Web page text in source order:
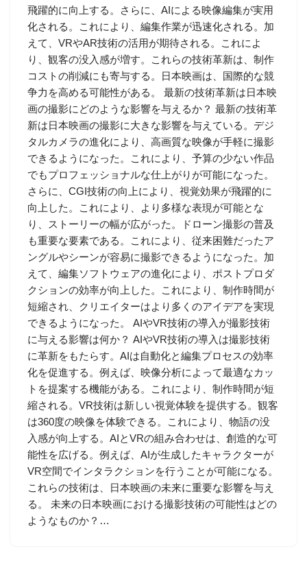
飛躍的に向上する。さらに、AIによる映像編集が実用
化される。これにより、編集作業が迅速化される。加
えて、VRやAR技術の活用が期待される。これによ
り、観客の没入感が増す。これらの技術革新は、制作
コストの削減にも寄与する。日本映画は、国際的な競
争力を高める可能性がある。 最新の技術革新は日本映
画の撮影にどのような影響を与えるか？ 最新の技術革
新は日本映画の撮影に大きな影響を与えている。デジ
タルカメラの進化により、高画質な映像が手軽に撮影
できるようになった。これにより、予算の少ない作品
でもプロフェッショナルな仕上がりが可能になった。
さらに、CGI技術の向上により、視覚効果が飛躍的に
向上した。これにより、より多様な表現が可能とな
り、ストーリーの幅が広がった。ドローン撮影の普及
も重要な要素である。これにより、従来困難だったア
ングルやシーンが容易に撮影できるようになった。加
えて、編集ソフトウェアの進化により、ポストプロダ
クションの効率が向上した。これにより、制作時間が
短縮され、クリエイターはより多くのアイデアを実現
できるようになった。 AIやVR技術の導入が撮影技術
に与える影響は何か？ AIやVR技術の導入は撮影技術
に革新をもたらす。AIは自動化と編集プロセスの効率
化を促進する。例えば、映像分析によって最適なカッ
トを提案する機能がある。これにより、制作時間が短
縮される。VR技術は新しい視覚体験を提供する。観客
は360度の映像を体験できる。これにより、物語の没
入感が向上する。AIとVRの組み合わせは、創造的な可
能性を広げる。例えば、AIが生成したキャラクターが
VR空間でインタラクションを行うことが可能になる。
これらの技術は、日本映画の未来に重要な影響を与え
る。 未来の日本映画における撮影技術の可能性はどの
ようなものか？…